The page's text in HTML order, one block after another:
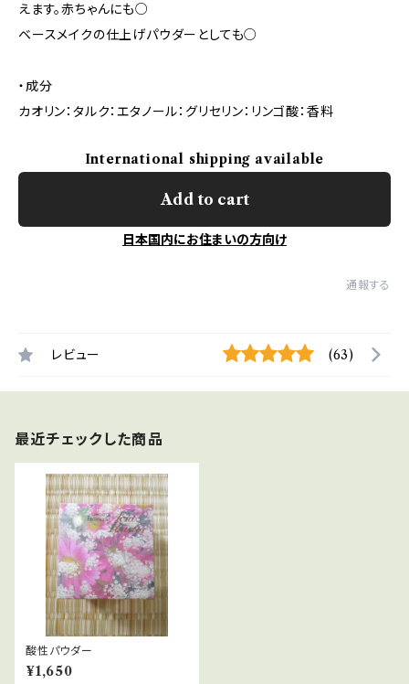
えます。赤ちゃんにも○
ベースメイクの仕上げパウダーとしても○
・成分
カオリン：タルク：エタノール：グリセリン：リンゴ酸：香料
International shipping available
Add to cart
日本国内にお住まいの方向け
通報する
レビュー (63)
最近チェックした商品
酸性パウダー
¥1,650